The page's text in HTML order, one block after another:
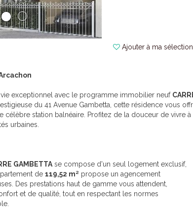
Ajouter à ma sélection
exceptionnel avec le programme immobilier neuf
du 41 Avenue Gambetta, cette résidence vous
station balnéaire. Profitez de la douceur de vivre à
urbaines.
GAMBETTA se compose d'un seul logement exclusif,
de 119,52 m² propose un agencement
Des prestations haut de gamme vous attendent,
et de qualité, tout en respectant les normes